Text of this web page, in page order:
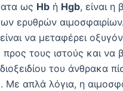
ως Hb ή Hgb, είναι η
ερυθρών
να μεταφέρει
τους ιστούς και να
του άνθρακα
Με απλά λόγια, η